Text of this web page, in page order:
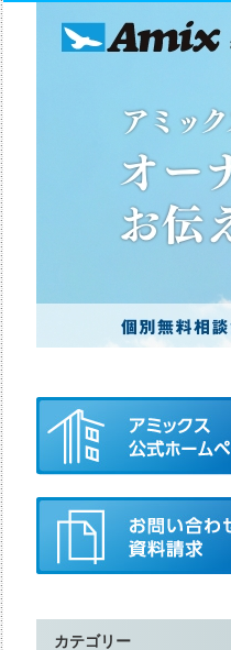
カテゴリー